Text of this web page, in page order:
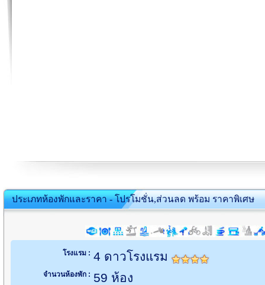
ประเภทห้องพักและราคา - โปรโมชั่น,ส่วนลด พร้อม ราคาพิเศษ
โรงแรม : 4 ดาวโรงแรม
จำนวนห้องพัก : 59 ห้อง